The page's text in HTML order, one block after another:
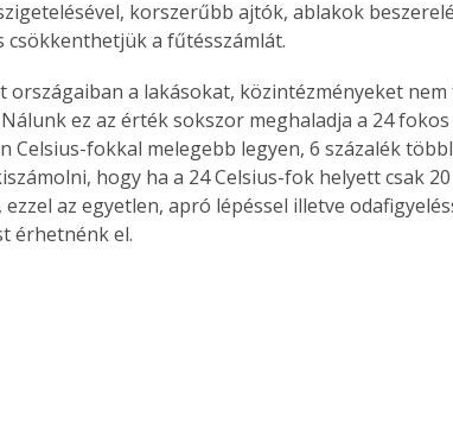
korszerűbb ajtók, ablakok
csökkenthetjük a fűtésszámlát.
országaiban a lakásokat, közintézményeket
ez az érték sokszor meghaladja a 24
Celsius-fokkal melegebb legyen, 6 százalék
hogy ha a 24 Celsius-fok helyett csak
az egyetlen, apró lépéssel illetve
érhetnénk el.